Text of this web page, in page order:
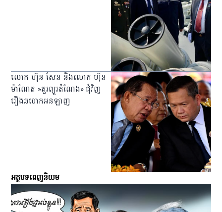
លោក ហ៊ុន សែន និងលោក ហ៊ុន
ម៉ាណែត »គួរព្យួរតំណែង» ជំុំវិញ
រឿងឆបោកអនឡាញ
អត្ថបទពេញនិយម